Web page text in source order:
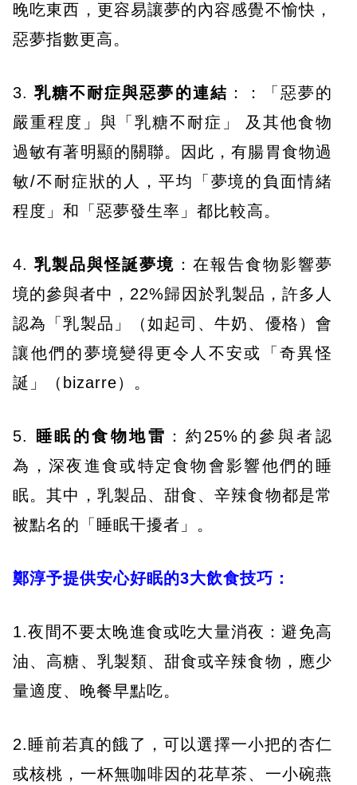
晚吃東西，更容易讓夢的內容感覺不愉快，
惡夢指數更高。
3.乳糖不耐症與惡夢的連結 ：：「惡夢的
嚴重程度」與「乳糖不耐症」 及其他食物
過敏有著明顯的關聯。因此，有腸胃食物過
敏/不耐症狀的人，平均「夢境的負面情緒
程度」和「惡夢發生率」都比較高。
4.乳製品與怪誕夢境 ：在報告食物影響夢
境的參與者中，22%歸因於乳製品，許多人
認為「乳製品」（如起司、牛奶、優格）會
讓他們的夢境變得更令人不安或「奇異怪
誕」（bizarre）。
​5. 睡眠的食物地雷 ：約25%的參與者認
為，深夜進食或特定食物會影響他們的睡
眠。其中，乳製品、甜食、辛辣食物都是常
被點名的「睡眠干擾者」。
鄭淳予提供安心好眠的3大飲食技巧：
1.夜間不要太晚進食或吃大量消夜：避免高
油、高糖、乳製類、甜食或辛辣食物，應少
量適度、晚餐早點吃。​
2.睡前若真的餓了，可以選擇一小把的杏仁
或核桃，一杯無咖啡因的花草茶、一小碗燕